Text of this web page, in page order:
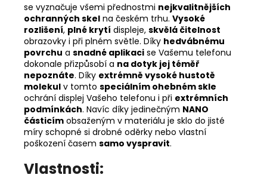
se vyznačuje všemi přednostmi nejkvalitnějších
ochranných skel na českém trhu. Vysoké
rozlišení, plné krytí displeje, skvělá čitelnost
obrazovky i při plném světle. Díky hedvábnému
povrchu a snadné aplikaci se Vašemu telefonu
dokonale přizpůsobí a na dotyk jej téměř
nepoznáte. Díky extrémně vysoké hustotě
molekul v tomto speciálním ohebném skle
ochrání displej Vašeho telefonu i při extrémních
podmínkách. Navíc díky jedinečným NANO
částicím obsaženým v materiálu je sklo do jisté
míry schopné si drobné oděrky nebo vlastní
poškození časem samo vyspravit.
Vlastnosti: